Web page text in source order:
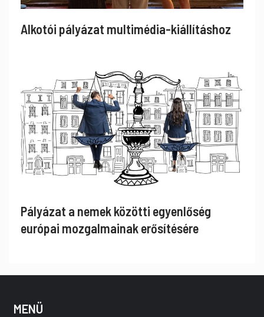
Alkotói pályázat multimédia-kiállításhoz
Pályázat a nemek közötti egyenlőség
európai mozgalmainak erősítésére
MENÜ